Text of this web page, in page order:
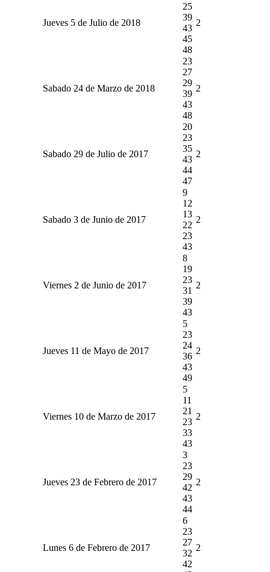
Jueves 5 de Julio de 2018
25
39
43
45
48
2
Sabado 24 de Marzo de 2018
23
27
29
39
43
48
2
Sabado 29 de Julio de 2017
20
23
35
43
44
47
2
Sabado 3 de Junio de 2017
9
12
13
22
23
43
2
Viernes 2 de Junio de 2017
8
19
23
31
39
43
2
Jueves 11 de Mayo de 2017
5
23
24
36
43
49
2
Viernes 10 de Marzo de 2017
5
11
21
23
33
43
2
Jueves 23 de Febrero de 2017
3
23
29
42
43
44
2
Lunes 6 de Febrero de 2017
6
23
27
32
42
2